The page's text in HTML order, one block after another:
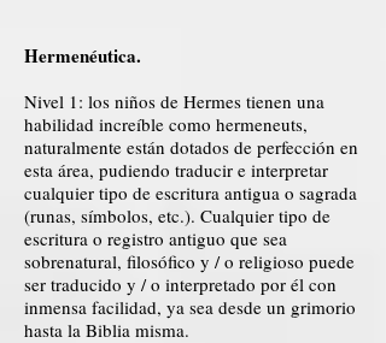
Hermenéutica.
Nivel 1: los niños de Hermes tienen una
habilidad increíble como hermeneuts,
naturalmente están dotados de perfección en
esta área, pudiendo traducir e interpretar
cualquier tipo de escritura antigua o sagrada
(runas, símbolos, etc.). Cualquier tipo de
escritura o registro antiguo que sea
sobrenatural, filosófico y / o religioso puede
ser traducido y / o interpretado por él con
inmensa facilidad, ya sea desde un grimorio
hasta la Biblia misma.